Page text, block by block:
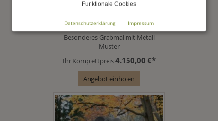
CERVO
Besonderes Grabmal mit Metall
Muster
Ihr Komplettpreis4.150,00 €*
Angebot einholen
Funktionale Cookies
Datenschutzerklärung Impressum